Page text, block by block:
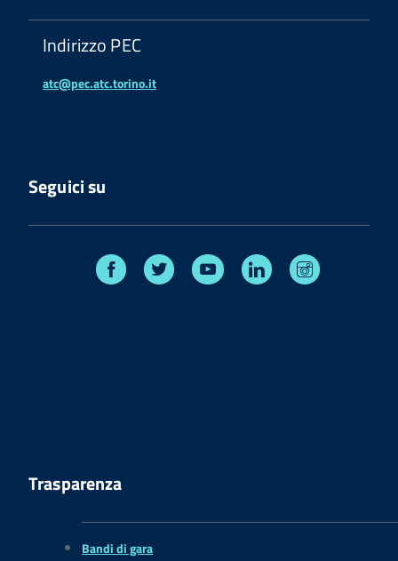
Indirizzo PEC
atc@pec.atc.torino.it
Seguici su
Facebook Twitter Youtube Linkedin
Trasparenza
Bandi di gara